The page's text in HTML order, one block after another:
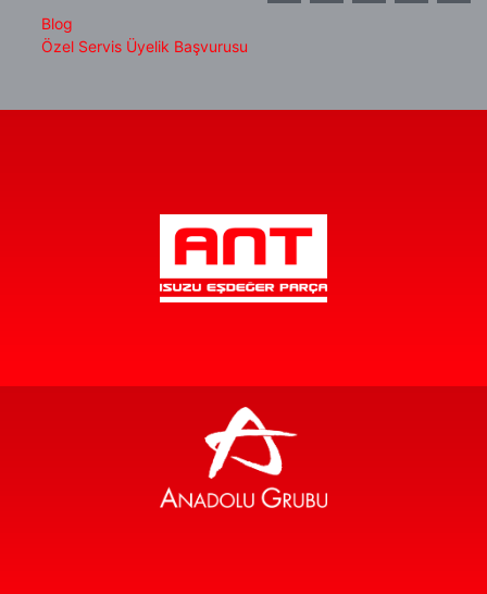
Blog
Özel Servis Üyelik Başvurusu